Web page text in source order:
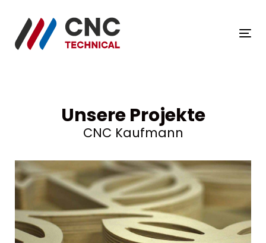
überspringen
springen
Unsere Projekte
CNC Kaufmann